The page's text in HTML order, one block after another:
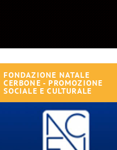
FONDAZIONE NATALE
CERBONE - PROMOZIONE
SOCIALE E CULTURALE